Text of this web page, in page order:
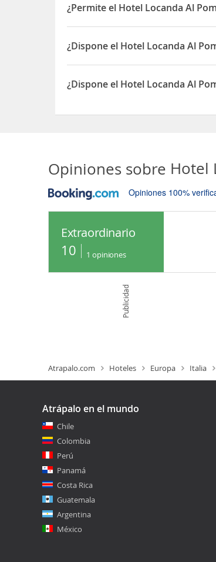
¿Permite el Hotel Locanda Al
Sí, el Hotel Locanda Al Pomo D'oro
¿Dispone el Hotel Locanda Al
Sí, el Hotel Locanda Al Pomo D'oro
¿Dispone el Hotel Locanda Al
Opiniones sobre Hotel
Opiniones 100%
Extraordinario
10 1 opiniones
Publicidad
Atrapalo.com Hoteles Europa Italia
Atrápalo en el mundo
Chile
Colombia
Perú
Panamá
Costa Rica
Guatemala
Argentina
México